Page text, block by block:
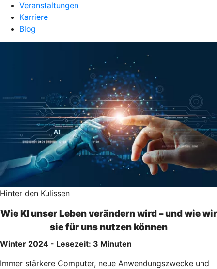
Veranstaltungen
Karriere
Blog
Hinter den Kulissen
Wie KI unser Leben verändern wird – und wie wir
sie für uns nutzen können
Winter 2024 - Lesezeit: 3 Minuten
Immer stärkere Computer, neue Anwendungszwecke und